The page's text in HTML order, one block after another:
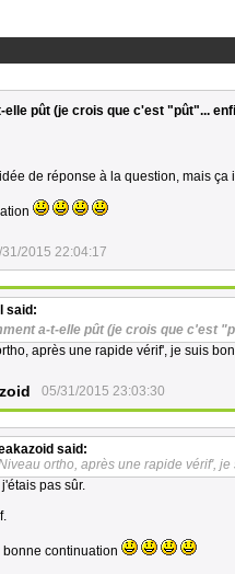
elle pût (je crois que c'est "pût"...
de réponse à la question, mais
2015 22:04:17
said:
a-t-elle pût (je crois que c'est
après une rapide vérif', je suis
05/31/2015 23:03:30
said:
ortho, après une rapide vérif',
j'étais pas sûr.
bonne continuation